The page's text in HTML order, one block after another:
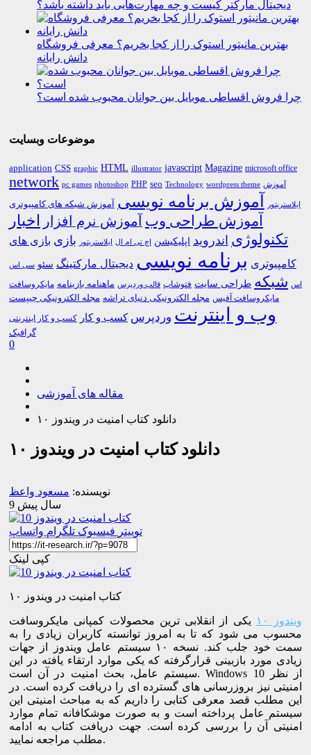
دیجیتال مارکتر کیست و چه مهارت‌هایی باید داشته باشد؟
بهترین مانیتور استوک را از کجا بخریم؟ معرفی فروشگاه
دانش رایانه
چرا فروش اقساطی موبایل بین جوانان محبوب شده است؟
موضوعات وبسایت
application CSS graphic HTML illustrator javascript Magazine microsoft office
network pc games photoshop PHP seo Technology wordpress theme آموزش
ایلاستریتور آموزش برنامه نویسی آموزش شبکه های کامپیوتری
آموزش طراحی وب آموزش نرم افزار اخبار
تکنولوژی اندروید اپلیکیشن اچ تی ام ال ایلاستریتور بازی بازی های
کامپیوتری برنامه نویسی دیجیتال مارکتینگ سئو سی اس
اس شبکه طراحی سایت فتوشاپ قالب وردپرس ماهنامه بازینامه مایکروسافت
مایکروسافت آفیس مجله الکترونیکی دنیای تراشه مجله الکترونیکی چیپست
وب و اینترنت وردپرس کسب و کار کسب و کار اینترنتی
گرافیک
0
مقاله های آموزشی
دانلود کتاب امنیت در ویندوز ۱۰
دانلود کتاب امنیت در ویندوز ۱۰
نویسنده: مسعود واعظ
9 سال پیش
توییتر فیسبوک تلگرام واتساپ
کپی لینک
کتاب امنیت در ویندوز ۱۰
ویندوز ۱۰
یکی از انقلابی ترین محصولات کمپانی مایکروسافت
محسوب می شود که تا به امروز توانسته کاربران زیادی را به
سمت خود جلب کند. نسخه ۱۰ سیستم عامل ویندوز از جهات
زیادی مورد بازبینی قرارگرفته که یکی موارد ارتقاء یافته در این
سیستم عامل، بحث امنیت در آن است. Windows 10 از نظر
امنیتی نیز بروزرسانی های گسترده ای را دریافت کرده است. در
این مطلب قصد معرفی کتابی را داریم که به مباحث امنیتی این
سیستم عامل پرداخته است و به صورت موشکافانه تمام موارد
امنیتی آن را بررسی کرده است. جهت دریافت کتاب به ادامه
مطلب مراجعه نمایید.